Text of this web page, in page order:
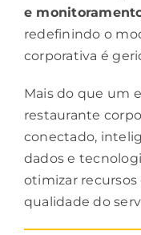
e
redefinindo o
corporativa é
Mais do que um
restaurante
conectado,
dados e
otimizar recursos
qualidade do